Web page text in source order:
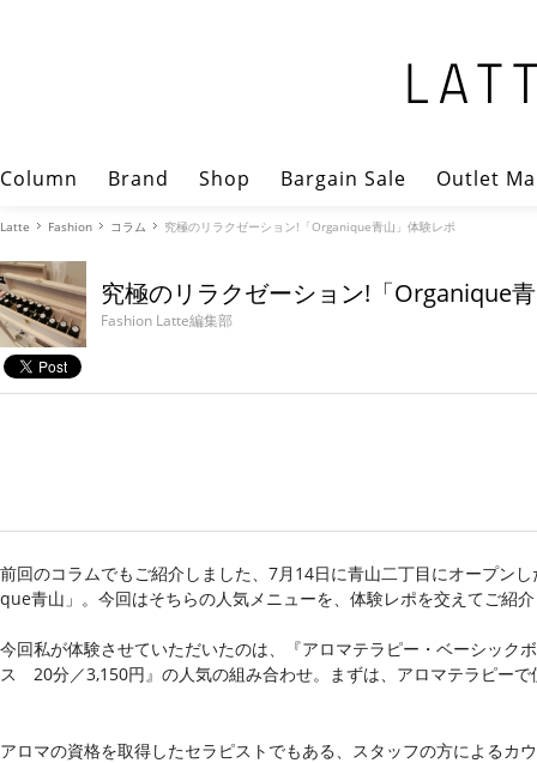
Column Brand Shop Bargain Sale Outlet
Latte Fashion コラム 究極のリラクゼーション!「Organique青山」体験レポ
究極のリラクゼーション!「Organique
Fashion Latte編集部
前回のコラムでもご紹介しました、7月14日に青山二丁目にオープンし
que青山」 。今回はそちらの人気メニューを、体験レポを交えてご紹
今回私が体験させていただいたのは、『アロマテラピー・ベーシッ
ス 20分／3,150円』の人気の組み合わせ。まずは、アロマテラピーで
アロマの資格を取得したセラピストでもある、スタッフの方によるカ